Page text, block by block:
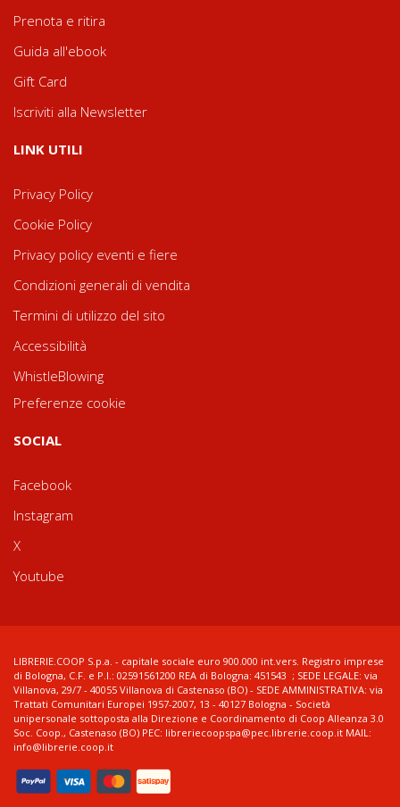
Prenota e ritira
Guida all'ebook
Gift Card
Iscriviti alla Newsletter
LINK UTILI
Privacy Policy
Cookie Policy
Privacy policy eventi e fiere
Condizioni generali di vendita
Termini di utilizzo del sito
Accessibilità
WhistleBlowing
Preferenze cookie
SOCIAL
Facebook
Instagram
X
Youtube
LIBRERIE.COOP S.p.a. - capitale sociale euro 900.000 int.vers. Registro imprese
di Bologna, C.F. e P.I.: 02591561200 REA di Bologna: 451543 ; SEDE LEGALE: via
Villanova, 29/7 - 40055 Villanova di Castenaso (BO) - SEDE AMMINISTRATIVA: via
Trattati Comunitari Europei 1957-2007, 13 - 40127 Bologna - Società
unipersonale sottoposta alla Direzione e Coordinamento di Coop Alleanza 3.0
Soc. Coop., Castenaso (BO) PEC: libreriecoopspa@pec.librerie.coop.it MAIL:
info@librerie.coop.it